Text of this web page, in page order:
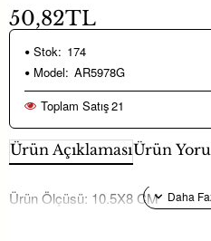
50,82TL
Stok: 174
Model: AR5978G
Toplam Satış21
Ürün AçıklamasıÜrün
Ürün Ölçüsü: 10.5X8 CM